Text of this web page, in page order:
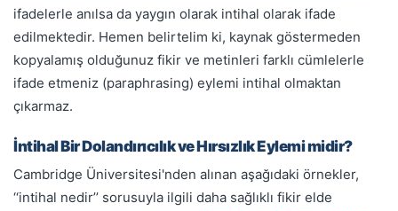
ifadelerle anılsa da yaygın olarak intihal olarak ifade
edilmektedir. Hemen belirtelim ki, kaynak göstermeden
kopyalamış olduğunuz fikir ve metinleri farklı cümlelerle
ifade etmeniz (paraphrasing) eylemi intihal olmaktan
çıkarmaz.
İntihal Bir Dolandırıcılık ve Hırsızlık Eylemi midir?
Cambridge Üniversitesi'nden alınan aşağıdaki örnekler,
‘‘intihal nedir’’ sorusuyla ilgili daha sağlıklı fikir elde